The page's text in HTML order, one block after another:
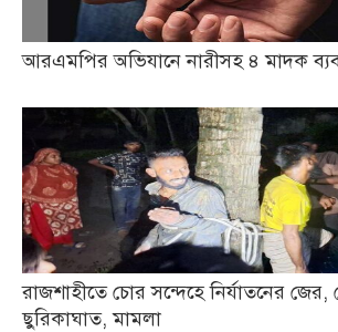
আরএমপির অভিযানে নারীসহ ৪ মাদক
রাজশাহীতে চোর সন্দেহে নির্যাতনের
ছুরিকাঘাত, মামলা